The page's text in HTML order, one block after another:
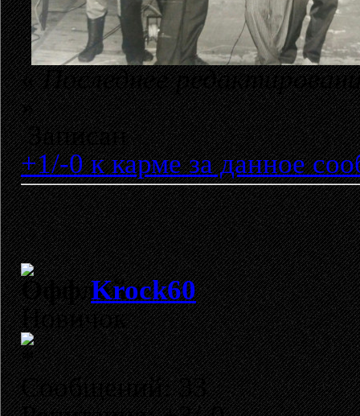
«Последнее
»
Записан
+1/-0 к карме за данное
Krock60
Новичок
Сообщений: 33